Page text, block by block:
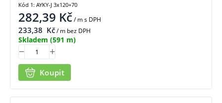
282,39 Kč/ ms DPH
233,38 Kč/ m bez DPH
Skladem (591 m)
Koupit
Kód 1: AYKY-J 3x120+70